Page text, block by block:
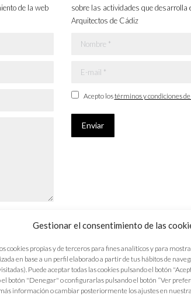
Gestionar el consentimiento de las
cookies propias y de terceros para fines analíticos y para
en base a un perfil elaborado a partir de tus hábitos de
Puede aceptar todas las cookies pulsando el botón
el botón "Denegar" o configurarlas pulsando el botón “Ver
información o cambiar posteriormente los ajustes en nuestra
de la web
sobre las actividades que desarrolla
Arquitectos de Cádiz
Nombre *
E-mail *
Acepto lostérminos y condiciones
Enviar